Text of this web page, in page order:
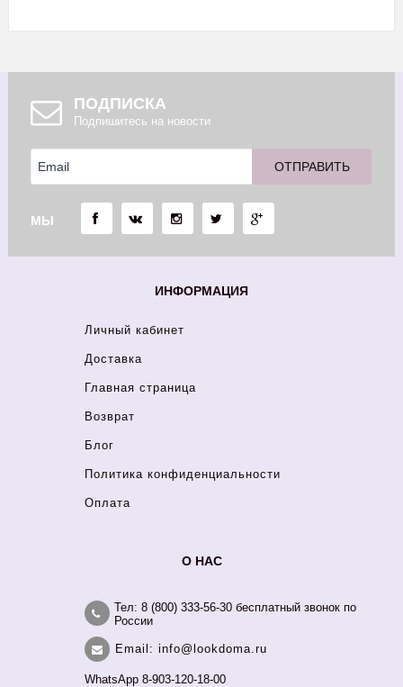
ПОДПИСКА
Подпишитесь на новости
МЫ
ИНФОРМАЦИЯ
Личный кабинет
Доставка
Главная страница
Возврат
Блог
Политика конфиденциальности
Оплата
О НАС
Тел: 8 (800) 333-56-30 бесплатный звонок по
России
Email: info@lookdoma.ru
WhatsApp 8-903-120-18-00